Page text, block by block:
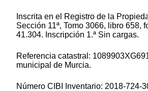
Inscrita en el Registro de la
Sección 11ª, Tomo 3066, libro 658,
41.304. Inscripción 1.ª Sin cargas.
Referencia catastral:
municipal de Murcia.
Número CIBI Inventario: 2018-724-